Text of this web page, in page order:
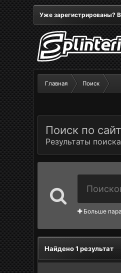
Уже зарегистрированы?
Главная Поиск
Поиск по
Результаты
Больше
Найдено 1 результат